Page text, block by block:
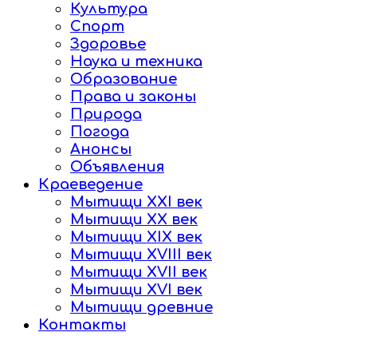
Культура
Спорт
Здоровье
Наука и техника
Образование
Права и законы
Природа
Погода
Анонсы
Объявления
Краеведение
Мытищи XXI век
Мытищи XX век
Мытищи XIX век
Мытищи XVIII век
Мытищи XVII век
Мытищи XVI век
Мытищи древние
Контакты